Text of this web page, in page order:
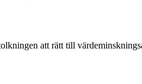
att rätt till